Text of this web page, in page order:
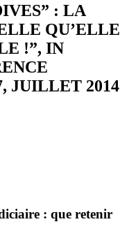
: LA
QU’ELLE
!”, IN
JUILLET 2014
: que retenir